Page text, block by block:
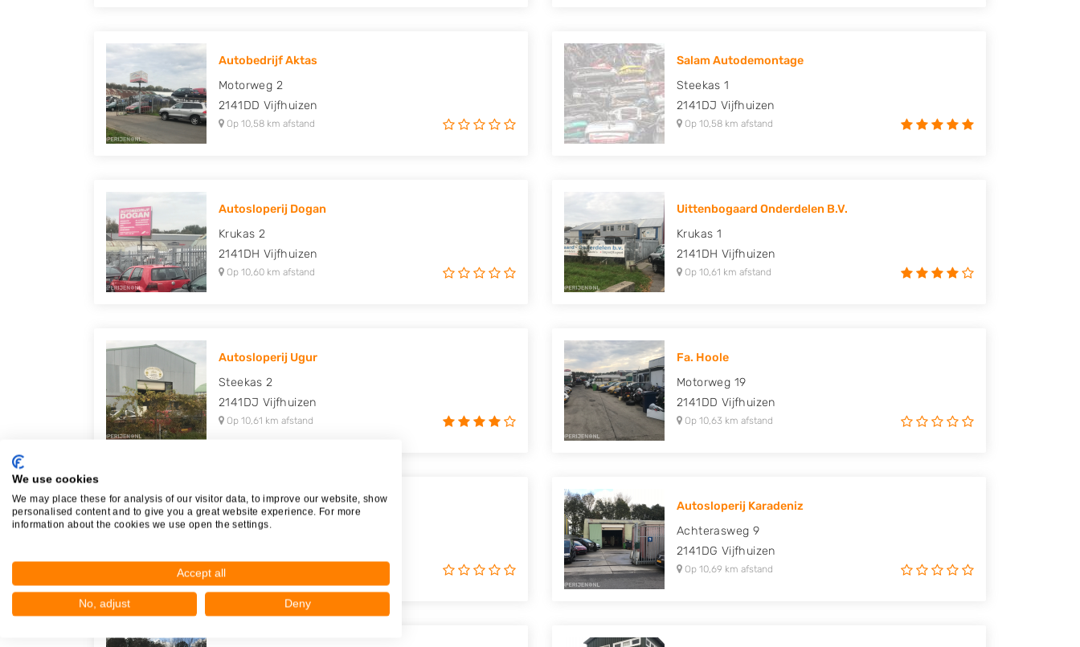
Autobedrijf Aktas
Motorweg 2
2141DD Vijfhuizen
Op 10,58 km afstand
Salam Autodemontage
Steekas 1
2141DJ Vijfhuizen
Op 10,58 km afstand
Autosloperij Dogan
Krukas 2
2141DH Vijfhuizen
Op 10,60 km afstand
Uittenbogaard Onderdelen B.V.
Krukas 1
2141DH Vijfhuizen
Op 10,61 km afstand
Autosloperij Ugur
Steekas 2
2141DJ Vijfhuizen
Op 10,61 km afstand
Fa. Hoole
Motorweg 19
2141DD Vijfhuizen
Op 10,63 km afstand
Automarkt Lotfi
Achterasweg 18
Op 10,65 km afstand
Autosloperij Karadeniz
Achterasweg 9
2141DG Vijfhuizen
Op 10,69 km afstand
We use cookies
We may place these for analysis of our visitor data, to improve our website, show
personalised content and to give you a great website experience. For more
information about the cookies we use open the settings.
Accept all
No, adjust Deny